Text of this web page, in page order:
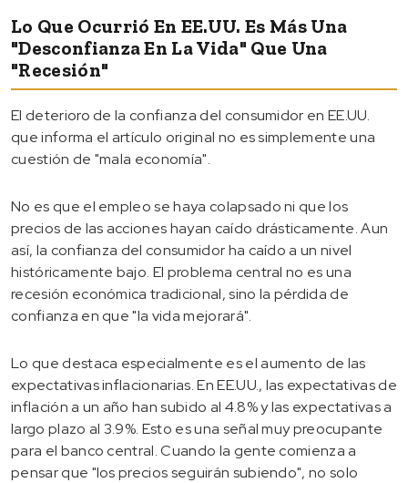
Lo Que Ocurrió En EE.UU. Es Más Una
"desconfianza En La Vida" Que Una
"recesión"
El deterioro de la confianza del consumidor en EE.UU.
que informa el artículo original no es simplemente una
cuestión de "mala economía".
No es que el empleo se haya colapsado ni que los
precios de las acciones hayan caído drásticamente. Aun
así, la confianza del consumidor ha caído a un nivel
históricamente bajo. El problema central no es una
recesión económica tradicional, sino la pérdida de
confianza en que "la vida mejorará".
Lo que destaca especialmente es el aumento de las
expectativas inflacionarias. En EE.UU., las expectativas de
inflación a un año han subido al 4.8% y las expectativas a
largo plazo al 3.9%. Esto es una señal muy preocupante
para el banco central. Cuando la gente comienza a
pensar que "los precios seguirán subiendo", no solo